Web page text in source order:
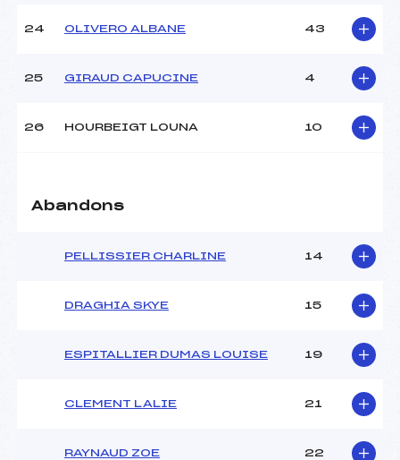
24 OLIVERO ALBANE 43
25 GIRAUD CAPUCINE 4
26 HOURBEIGT LOUNA 10
Abandons
PELLISSIER CHARLINE 14
DRAGHIA SKYE 15
ESPITALLIER DUMAS LOUISE 19
CLEMENT LALIE 21
RAYNAUD ZOE 22